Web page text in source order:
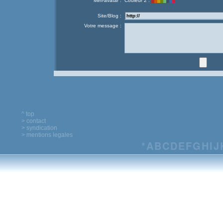
Site/Blog :
Votre message :
^ top
> contact
> syndication
> mentions legales
*ABCDEFG HIJ